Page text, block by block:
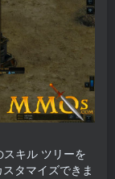
キル ツリーを
タマイズできま